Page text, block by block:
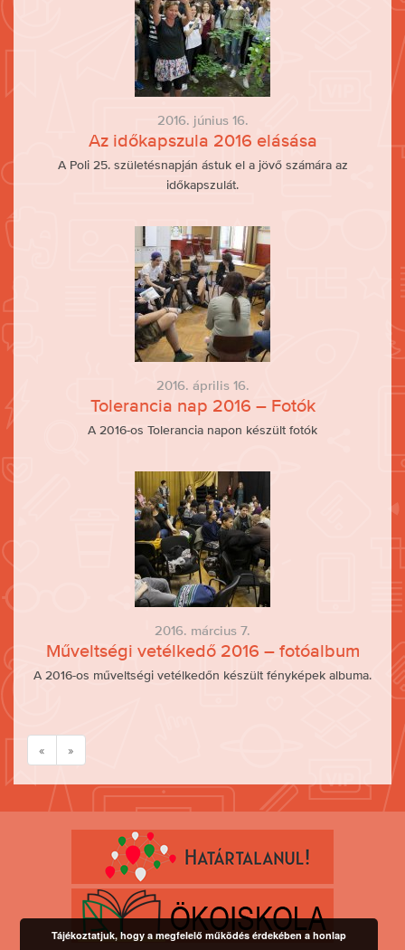
2016. június 16.
Az időkapszula 2016 elásása
A Poli 25. születésnapján ástuk el a jövő számára az
időkapszulát.
2016. április 16.
Tolerancia nap 2016 – Fotók
A 2016-os Tolerancia napon készült fotók
2016. március 7.
Műveltségi vetélkedő 2016 – fotóalbum
A 2016-os műveltségi vetélkedőn készült fényképek albuma.
« »
Tájékoztatjuk, hogy a megfelelő működés érdekében a honlap